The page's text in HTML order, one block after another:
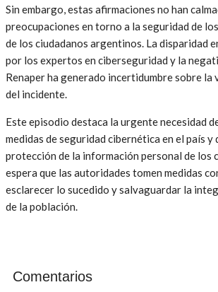
Sin embargo, estas afirmaciones no han
preocupaciones en torno a la seguridad de
de los ciudadanos argentinos. La disparidad
por los expertos en ciberseguridad y la
Renaper ha generado incertidumbre sobre la
del incidente.
Este episodio destaca la urgente necesidad
medidas de seguridad cibernética en el país y
protección de la información personal de los
espera que las autoridades tomen medidas
esclarecer lo sucedido y salvaguardar la
de la población.
Comentarios